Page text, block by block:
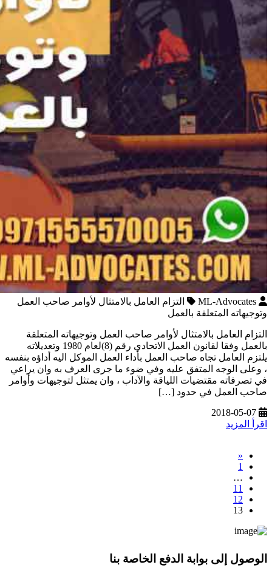
ML-Advocates
التزام العامل بالامتثال لأوامر صاحب العمل
وتوجيهاته المتعلقة بالعمل
التزام العامل بالامتثال لأوامر صاحب العمل وتوجيهاته المتعلقة
بالعمل وفقا لقانون العمل الاتحادي رقم (8)لعام 1980 وتعديلاته
يلتزم العامل تجاه صاحب العمل بأداء العمل الموكل اليه أداؤه بنفسه
، وعلى الوجه المتفق عليه وفي ضوء ما جرى العرف به وان يراعي
في تصرفاته مقتضيات اللياقة والآداب ، وان يمتثل لتوجيهات وأوامر
صاحب العمل في حدود […]
2018-05-07
اقرأ المزيد
«
1
…
11
12
13
الوصول إلى بوابة الدفع الخاصة بنا